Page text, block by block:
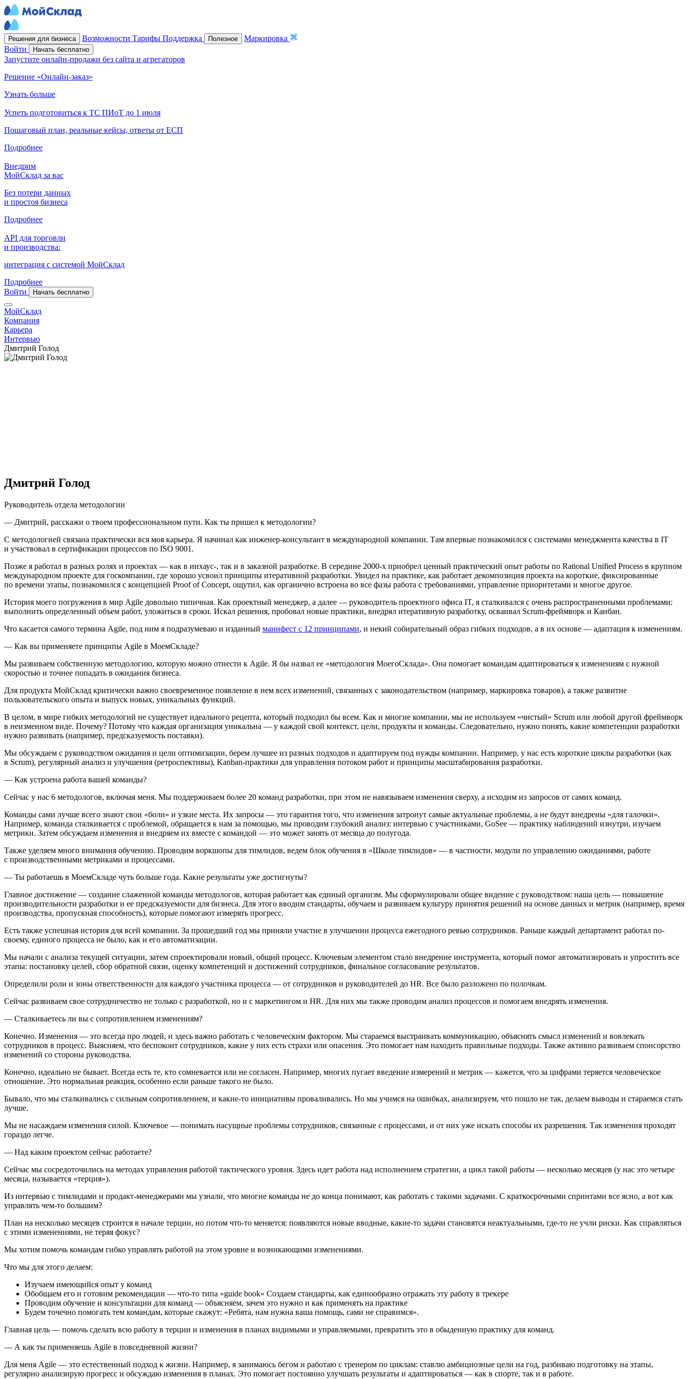
Решения для бизнеса Возможности Тарифы Поддержка Полезное
Маркировка
Войти
Начать бесплатно
Запустите онлайн-продажи без сайта и агрегаторов
Решение «Онлайн-заказ»
Узнать больше
Успеть подготовиться к ТС ПИоТ до 1 июля
Пошаговый план, реальные кейсы, ответы от ЕСП
Подробнее
Внедрим
МойСклад за вас
Без потери данных
и простоя бизнеса
Подробнее
API для торговли
и производства:
интеграция с системой МойСклад
Подробнее
Войти
Начать бесплатно
МойСклад
Компания
Карьера
Интервью
Дмитрий Голод
Дмитрий Голод
Руководитель отдела методологии
— Дмитрий, расскажи о твоем профессиональном пути. Как ты пришел к методологии?
С методологией связана практически вся моя карьера. Я начинал как инженер-консультант в международной компании. Там впервые познакомился с системами менеджмента качества в IT
и участвовал в сертификации процессов по ISO 9001.
Позже я работал в разных ролях и проектах — как в инхаус-, так и в заказной разработке. В середине 2000-х приобрел ценный практический опыт работы по Rational Unified Process в крупном
международном проекте для госкомпании, где хорошо усвоил принципы итеративной разработки. Увидел на практике, как работает декомпозиция проекта на короткие, фиксированные
по времени этапы, познакомился с концепцией Proof of Concept, ощутил, как органично встроена во все фазы работа с требованиями, управление приоритетами и многое другое.
История моего погружения в мир Agile довольно типичная. Как проектный менеджер, а далее — руководитель проектного офиса IT, я сталкивался с очень распространенными проблемами:
выполнить определенный объем работ, уложиться в сроки. Искал решения, пробовал новые практики, внедрял итеративную разработку, осваивал Scrum-фреймворк и Канбан.
Что касается самого термина Agile, под ним я подразумеваю и изданный манифест с 12 принципами, и некий собирательный образ гибких подходов, а в их основе — адаптация к изменениям.
— Как вы применяете принципы Agile в МоемСкладе?
Мы развиваем собственную методологию, которую можно отнести к Agile. Я бы назвал ее «методология МоегоСклада». Она помогает командам адаптироваться к изменениям с нужной
скоростью и точнее попадать в ожидания бизнеса.
Для продукта МойСклад критически важно своевременное появление в нем всех изменений, связанных с законодательством (например, маркировка товаров), а также развитие
пользовательского опыта и выпуск новых, уникальных функций.
В целом, в мире гибких методологий не существует идеального рецепта, который подходил бы всем. Как и многие компании, мы не используем «чистый» Scrum или любой другой фреймворк
в неизменном виде. Почему? Потому что каждая организация уникальна — у каждой свой контекст, цели, продукты и команды. Следовательно, нужно понять, какие компетенции разработки
нужно развивать (например, предсказуемость поставки).
Мы обсуждаем с руководством ожидания и цели оптимизации, берем лучшее из разных подходов и адаптируем под нужды компании. Например, у нас есть короткие циклы разработки (как
в Scrum), регулярный анализ и улучшения (ретроспективы), Kanban-практики для управления потоком работ и принципы масштабирования разработки.
— Как устроена работа вашей команды?
Сейчас у нас 6 методологов, включая меня. Мы поддерживаем более 20 команд разработки, при этом не навязываем изменения сверху, а исходим из запросов от самих команд.
Команды сами лучше всего знают свои «боли» и узкие места. Их запросы — это гарантия того, что изменения затронут самые актуальные проблемы, а не будут внедрены «для галочки».
Например, команда сталкивается с проблемой, обращается к нам за помощью, мы проводим глубокий анализ: интервью с участниками, GoSee — практику наблюдений изнутри, изучаем
метрики. Затем обсуждаем изменения и внедряем их вместе с командой — это может занять от месяца до полугода.
Также уделяем много внимания обучению. Проводим воркшопы для тимлидов, ведем блок обучения в «Школе тимлидов» — в частности, модули по управлению ожиданиями, работе
с производственными метриками и процессами.
— Ты работаешь в МоемСкладе чуть больше года. Какие результаты уже достигнуты?
Главное достижение — создание слаженной команды методологов, которая работает как единый организм. Мы сформулировали общее видение с руководством: наша цель — повышение
производительности разработки и ее предсказуемости для бизнеса. Для этого вводим стандарты, обучаем и развиваем культуру принятия решений на основе данных и метрик (например, время
производства, пропускная способность), которые помогают измерять прогресс.
Есть также успешная история для всей компании. За прошедший год мы приняли участие в улучшении процесса ежегодного ревью сотрудников. Раньше каждый департамент работал по-
своему, единого процесса не было, как и его автоматизации.
Мы начали с анализа текущей ситуации, затем спроектировали новый, общий процесс. Ключевым элементом стало внедрение инструмента, который помог автоматизировать и упростить все
этапы: постановку целей, сбор обратной связи, оценку компетенций и достижений сотрудников, финальное согласование результатов.
Определили роли и зоны ответственности для каждого участника процесса — от сотрудников и руководителей до HR. Все было разложено по полочкам.
Сейчас развиваем свое сотрудничество не только с разработкой, но и с маркетингом и HR. Для них мы также проводим анализ процессов и помогаем внедрять изменения.
— Сталкиваетесь ли вы с сопротивлением изменениям?
Конечно. Изменения — это всегда про людей, и здесь важно работать с человеческим фактором. Мы стараемся выстраивать коммуникацию, объяснять смысл изменений и вовлекать
сотрудников в процесс. Выясняем, что беспокоит сотрудников, какие у них есть страхи или опасения. Это помогает нам находить правильные подходы. Также активно развиваем спонсорство
изменений со стороны руководства.
Конечно, идеально не бывает. Всегда есть те, кто сомневается или не согласен. Например, многих пугает введение измерений и метрик — кажется, что за цифрами теряется человеческое
отношение. Это нормальная реакция, особенно если раньше такого не было.
Бывало, что мы сталкивались с сильным сопротивлением, и какие-то инициативы проваливались. Но мы учимся на ошибках, анализируем, что пошло не так, делаем выводы и стараемся стать
лучше.
Мы не насаждаем изменения силой. Ключевое — понимать насущные проблемы сотрудников, связанные с процессами, и от них уже искать способы их разрешения. Так изменения проходят
гораздо легче.
— Над каким проектом сейчас работаете?
Сейчас мы сосредоточились на методах управления работой тактического уровня. Здесь идет работа над исполнением стратегии, а цикл такой работы — несколько месяцев (у нас это четыре
месяца, называется «терция»).
Из интервью с тимлидами и продакт-менеджерами мы узнали, что многие команды не до конца понимают, как работать с такими задачами. С краткосрочными спринтами все ясно, а вот как
управлять чем-то большим?
План на несколько месяцев строится в начале терции, но потом что-то меняется: появляются новые вводные, какие-то задачи становятся неактуальными, где-то не учли риски. Как справляться
с этими изменениями, не теряя фокус?
Мы хотим помочь командам гибко управлять работой на этом уровне и возникающими изменениями.
Что мы для этого делаем:
Изучаем имеющийся опыт у команд
Обобщаем его и готовим рекомендации — что-то типа «guide book» Создаем стандарты, как единообразно отражать эту работу в трекере
Проводим обучение и консультации для команд — объясняем, зачем это нужно и как применять на практике
Будем точечно помогать тем командам, которые скажут: «Ребята, нам нужна ваша помощь, сами не справимся».
Главная цель — помочь сделать всю работу в терции и изменения в планах видимыми и управляемыми, превратить это в обыденную практику для команд.
— А как ты применяешь Agile в повседневной жизни?
Для меня Agile — это естественный подход к жизни. Например, я занимаюсь бегом и работаю с тренером по циклам: ставлю амбициозные цели на год, разбиваю подготовку на этапы,
регулярно анализирую прогресс и обсуждаю изменения в планах. Это помогает постоянно улучшать результаты и адаптироваться — как в спорте, так и в работе.